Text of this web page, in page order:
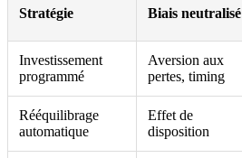
Stratégie Biais neutralisé
Investissement
programmé
Aversion aux
pertes, timing
Rééquilibrage
automatique
Effet de
disposition